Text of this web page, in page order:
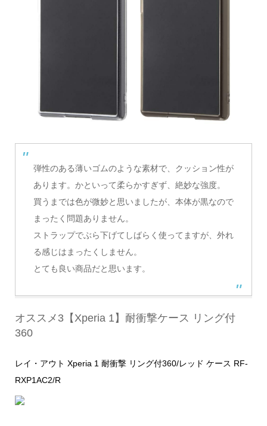
弾性のある薄いゴムのような素材で、クッション性が
あります。かといって柔らかすぎず、絶妙な強度。
買うまでは色が微妙と思いましたが、本体が黒なので
まったく問題ありません。
ストラップでぶら下げてしばらく使ってますが、外れ
る感じはまったくしません。
とても良い商品だと思います。
オススメ3【Xperia 1】耐衝撃ケース リング付
360
レイ・アウト Xperia 1 耐衝撃 リング付360/レッド ケース RF-
RXP1AC2/R